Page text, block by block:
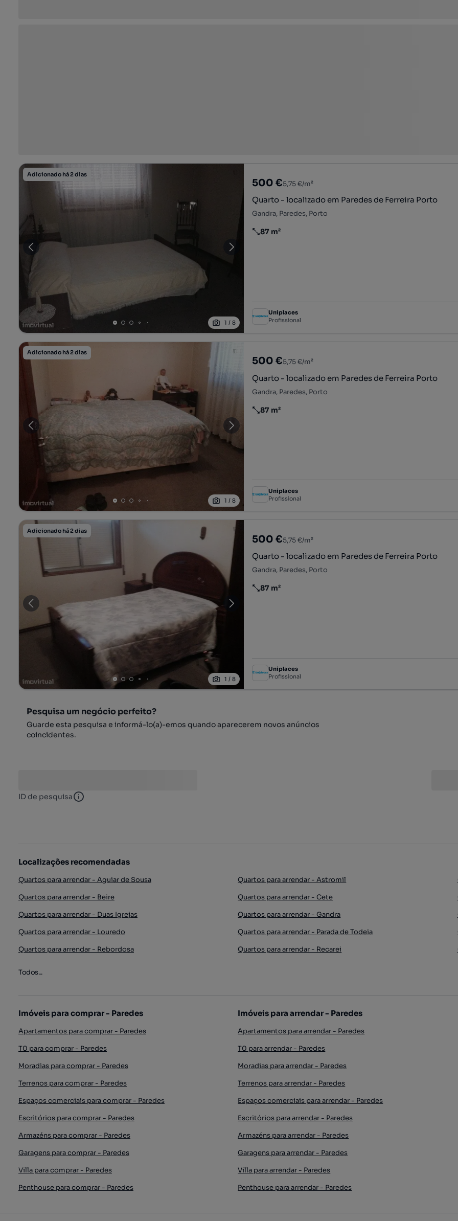
Adicionado há 2 dias
1 /8
500 €5,75 €/m²
Quarto - localizado em Paredes de Ferreira Porto
Gandra, Paredes, Porto
Preço por metro quadrado
87 m²
Uniplaces
Profissional
Adicionado há 2 dias
1 /8
500 €5,75 €/m²
Quarto - localizado em Paredes de Ferreira Porto
Gandra, Paredes, Porto
Preço por metro quadrado
87 m²
Uniplaces
Profissional
Adicionado há 2 dias
1 /8
500 €5,75 €/m²
Quarto - localizado em Paredes de Ferreira Porto
Gandra, Paredes, Porto
Preço por metro quadrado
87 m²
Uniplaces
Profissional
Pesquisa um negócio perfeito?
Guarde esta pesquisa e informá-lo(a)-emos quando aparecerem novos anúncios
coincidentes.
ID de pesquisa ID de pesquisa
Localizações recomendadas
Quartos para arrendar - Aguiar de Sousa Quartos para arrendar - Astromil
Quartos para arrendar - Beire
Quartos para arrendar - Cete
Quartos para arrendar - Duas Igrejas
Quartos para arrendar - Gandra
Quartos para arrendar - Louredo
Quartos para arrendar - Parada de Todeia
Quartos para arrendar - Rebordosa
Quartos para arrendar - Recarei
Todos...
Imóveis para comprar - Paredes
Apartamentos para comprar - Paredes
T0 para comprar - Paredes
Moradias para comprar - Paredes
Terrenos para comprar - Paredes
Espaços comerciais para comprar - Paredes
Escritórios para comprar - Paredes
Armazéns para comprar - Paredes
Garagens para comprar - Paredes
Villa para comprar - Paredes
Penthouse para comprar - Paredes
Imóveis para arrendar - Paredes
Apartamentos para arrendar - Paredes
T0 para arrendar - Paredes
Moradias para arrendar - Paredes
Terrenos para arrendar - Paredes
Espaços comerciais para arrendar - Paredes
Escritórios para arrendar - Paredes
Armazéns para arrendar - Paredes
Garagens para arrendar - Paredes
Villa para arrendar - Paredes
Penthouse para arrendar - Paredes